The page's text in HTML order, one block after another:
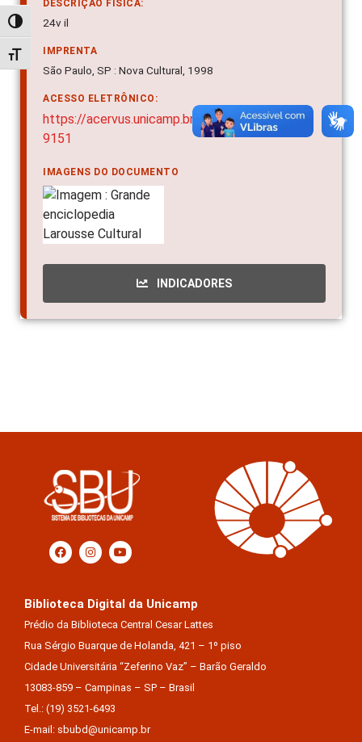
Alternar alto contraste
Alternar tamanho da fonte
DESCRIÇÃO FÍSICA:
24v il
IMPRENTA
São Paulo, SP : Nova Cultural, 1998
ACESSO ELETRÔNICO:
https://acervus.unicamp.br/Acervo/Detalhe/16
9151
IMAGENS DO DOCUMENTO
INDICADORES
Biblioteca Digital da Unicamp
Prédio da Biblioteca Central Cesar Lattes
Rua Sérgio Buarque de Holanda, 421 – 1º piso
Cidade Universitária “Zeferino Vaz” – Barão Geraldo
13083-859 – Campinas – SP – Brasil
Tel.: (19) 3521-6493
E-mail: sbubd@unicamp.br